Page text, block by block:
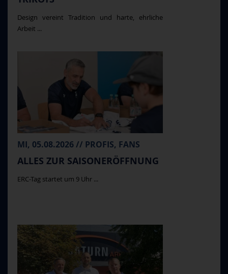
Design vereint Tradition und harte, ehrliche
Arbeit ...
MI, 05.08.2026 // PROFIS, FANS
ALLES ZUR SAISONERÖFFNUNG
ERC-Tag startet um 9 Uhr ...